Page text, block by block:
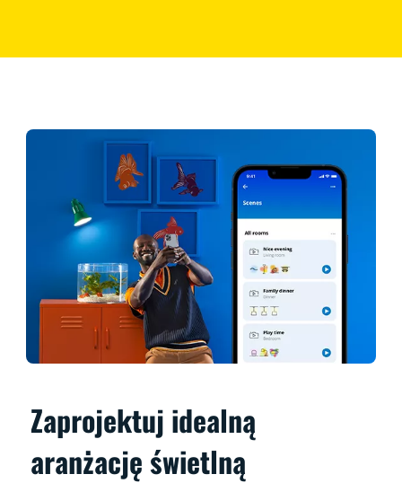
Zaprojektuj idealną
aranżację świetlną